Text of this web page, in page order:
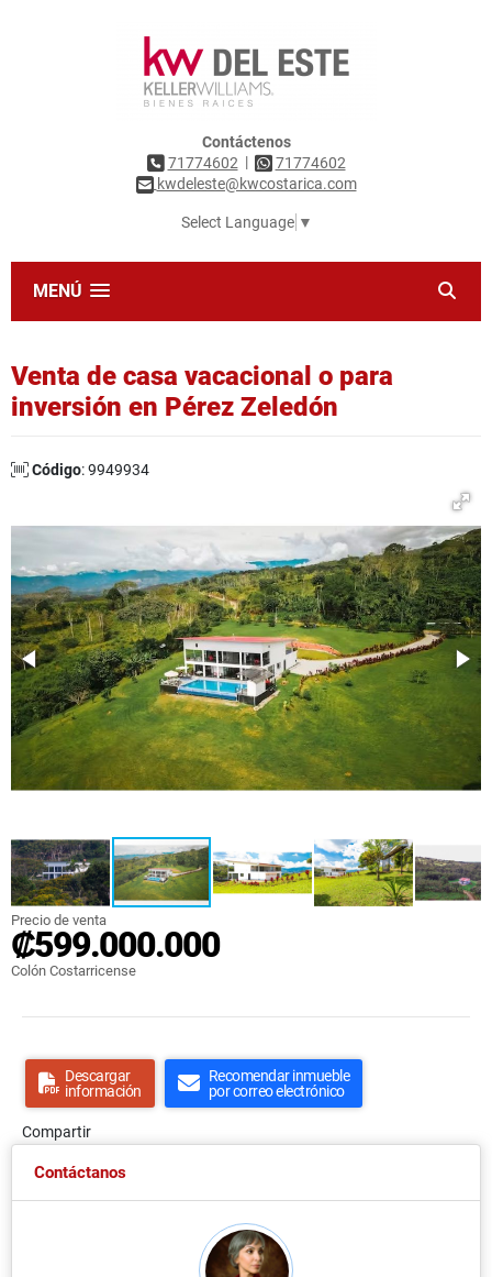
Contáctenos
71774602 |
71774602
kwdeleste@kwcostarica.com
Select Language ▼
MENÚ
Venta de casa vacacional o para
inversión en Pérez Zeledón
Código: 9949934
Precio de venta
₡599.000.000
Colón Costarricense
Descargar
información
Recomendar inmueble
por correo electrónico
Compartir
Contáctanos